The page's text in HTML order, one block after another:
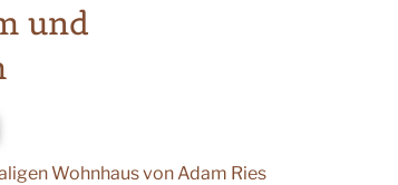
und
Wohnhaus von Adam Ries